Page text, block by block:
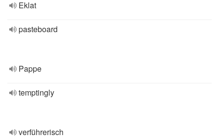
Eklat
pasteboard
Pappe
temptingly
verführerisch